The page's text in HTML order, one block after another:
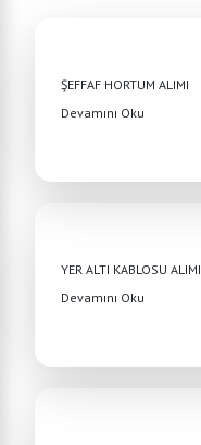
ŞEFFAF HORTUM ALIMI
Devamını Oku
YER ALTI KABLOSU ALIMI
Devamını Oku